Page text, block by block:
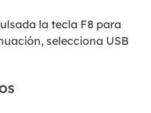
la tecla F8 para
selecciona USB